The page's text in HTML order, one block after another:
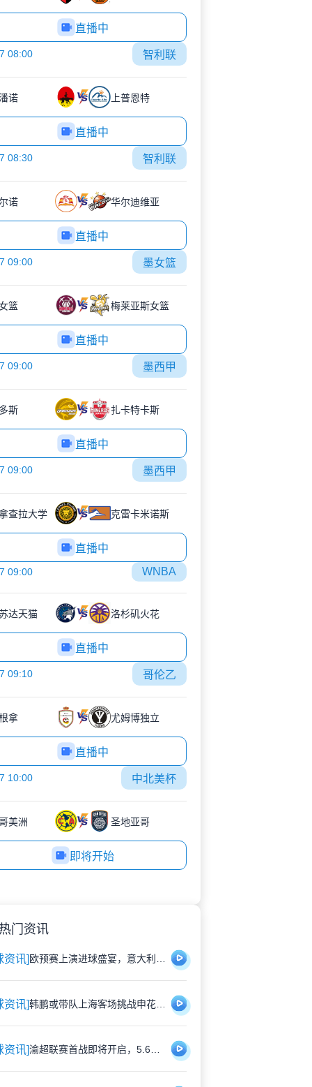
直播中
08:00 智利联
诺 上普恩特
直播中
08:30 智利联
诺 华尔迪维亚
直播中
09:00 墨女篮
篮 梅莱亚斯女篮
直播中
09:00 墨西甲
斯 扎卡特卡斯
直播中
09:00 墨西甲
查拉大学 克雷卡米诺斯
直播中
09:00 WNBA
达天猫 洛杉矶火花
直播中
09:10 哥伦乙
拿 尤姆博独立
直播中
10:00 中北美杯
美洲 圣地亚哥
即将开始
门资讯
资讯]
资讯]
资讯]